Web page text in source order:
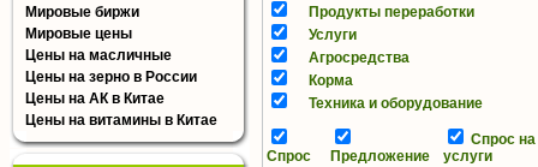
Мировые биржи
Мировые цены
Цены на масличные
Цены на зерно в России
Цены на АК в Китае
Цены на витамины в Китае
Продукты переработки
Услуги
Агросредства
Корма
Техника и оборудование
Спрос Предложение
Спрос на
услуги